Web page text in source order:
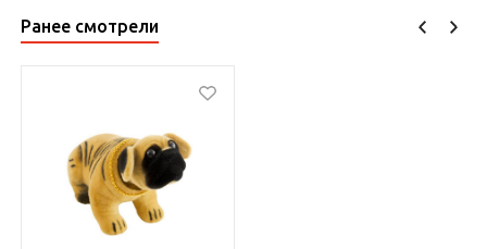
Ранее смотрели